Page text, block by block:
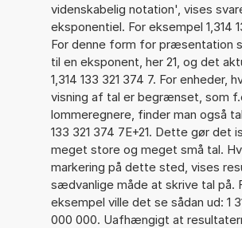
videnskabelig notation', vises
eksponentiel. For eksempel 1,314
For denne form for præsentation
til en eksponent, her 21, og det
1,314 133 321 374 7. For enheder,
visning af tal er begrænset, som
lommeregnere, finder man også
133 321 374 7E+21. Dette gør
meget store og meget små tal.
markering på dette sted, vises
sædvanlige måde at skrive tal på.
eksempel ville det se sådan ud: 1
000 000. Uafhængigt at